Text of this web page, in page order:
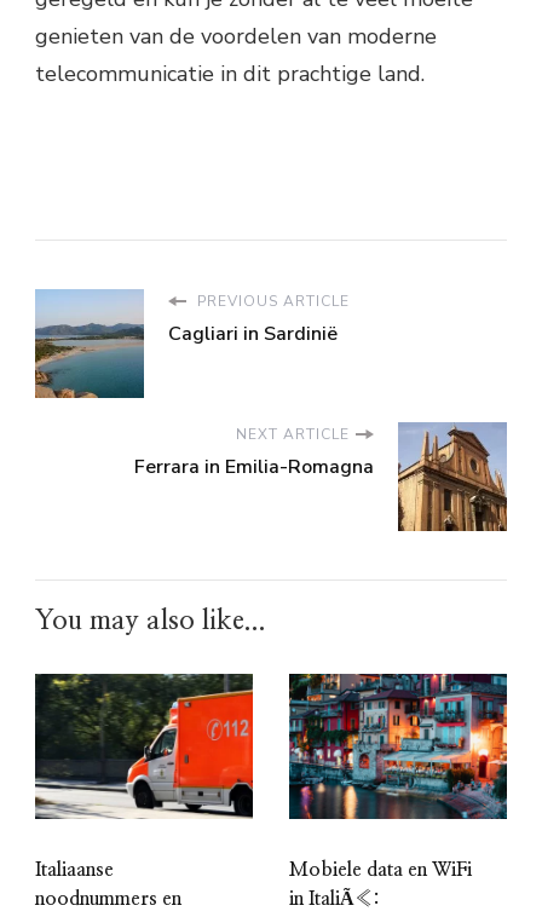
genieten van de voordelen van moderne
telecommunicatie in dit prachtige land.
PREVIOUS ARTICLE
Cagliari in Sardinië
NEXT ARTICLE
Ferrara in Emilia-Romagna
You may also like...
Italiaanse
noodnummers en
Mobiele data en WiFi
in ItaliÃ«: